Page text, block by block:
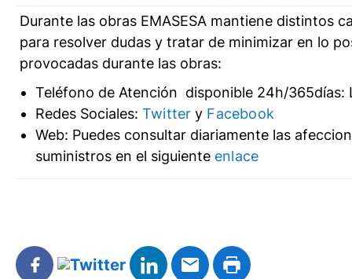
Durante las obras EMASESA mantiene distintos
para resolver dudas y tratar de minimizar en lo
provocadas durante las obras:
Teléfono de Atención disponible 24h/365días:
Redes Sociales: Twitter y Facebook
Web: Puedes consultar diariamente las
suministros en el siguiente enlace